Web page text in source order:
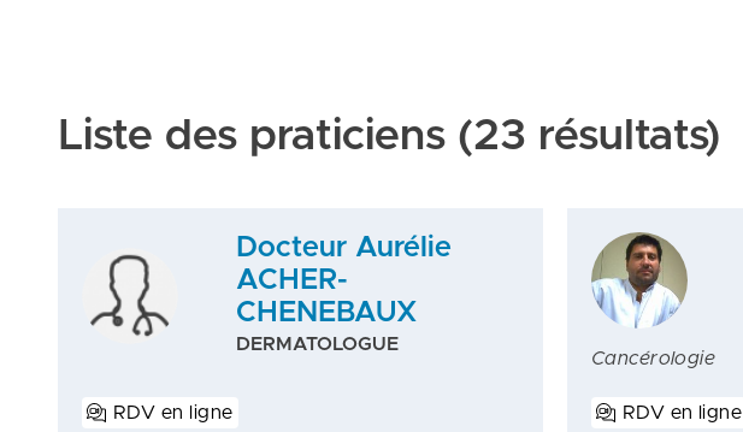
Liste des praticiens (23 résultats)
Docteur Aurélie
ACHER-
CHENEBAUX
DERMATOLOGUE
RDV en ligne
Cancérologie
RDV en ligne